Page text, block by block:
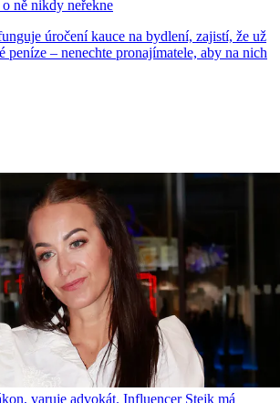
ně nikdy neřekne
úročení kauce na bydlení, zajistí, že už
peníze – nenechte pronajímatele, aby na nich
varuje advokát. Influencer Stejk má